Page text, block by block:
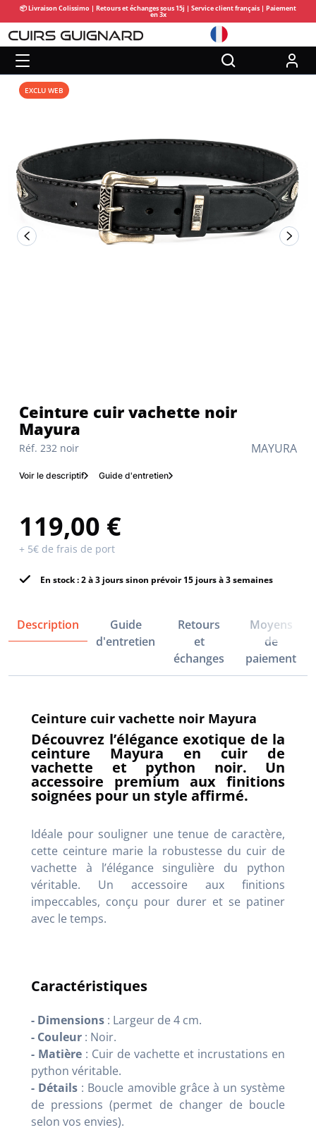
📦 Livraison Colissimo | Retours et échanges sous 15j | Service client français | Paiement
en 3x
MAYURA
Réf. 232 noir
Ceinture cuir vachette noir
Mayura
Voir le descriptif Guide d'entretien
119,00 €
+ 5€ de frais de port
En stock : 2 à 3 jours sinon prévoir 15 jours à 3 semaines
EXCLU WEB
Description
Guide
d'entretien
Retours
et
échanges
Moyens
de
paiement
Ceinture cuir vachette noir Mayura
Découvrez l’élégance exotique de la
ceinture Mayura en cuir de
vachette et python noir. Un
accessoire premium aux finitions
soignées pour un style affirmé.
Idéale pour souligner une tenue de caractère,
cette ceinture marie la robustesse du cuir de
vachette à l’élégance singulière du python
véritable. Un accessoire aux finitions
impeccables, conçu pour durer et se patiner
avec le temps.
Caractéristiques
- Dimensions : Largeur de 4 cm.
- Couleur : Noir.
- Matière : Cuir de vachette et incrustations en
python véritable.
- Détails : Boucle amovible grâce à un système
de pressions (permet de changer de boucle
selon vos envies).